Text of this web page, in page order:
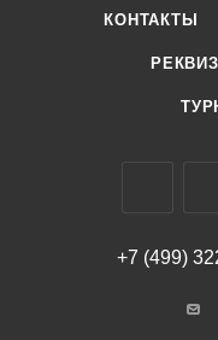
КОНТАКТЫ
+7 (499)